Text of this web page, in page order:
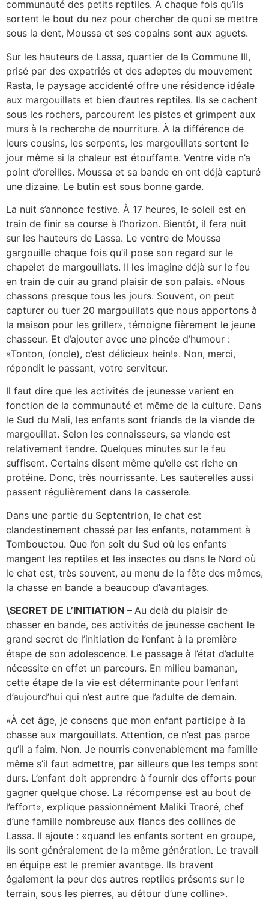
communauté des petits reptiles. À chaque fois qu’ils
sortent le bout du nez pour chercher de quoi se mettre
sous la dent, Moussa et ses copains sont aux aguets.
Sur les hauteurs de Lassa, quartier de la Commune III,
prisé par des expatriés et des adeptes du mouvement
Rasta, le paysage accidenté offre une résidence idéale
aux margouillats et bien d’autres reptiles. Ils se cachent
sous les rochers, parcourent les pistes et grimpent aux
murs à la recherche de nourriture. À la différence de
leurs cousins, les serpents, les margouillats sortent le
jour même si la chaleur est étouffante. Ventre vide n’a
point d’oreilles. Moussa et sa bande en ont déjà capturé
une dizaine. Le butin est sous bonne garde.
La nuit s’annonce festive. À 17 heures, le soleil est en
train de finir sa course à l’horizon. Bientôt, il fera nuit
sur les hauteurs de Lassa. Le ventre de Moussa
gargouille chaque fois qu’il pose son regard sur le
chapelet de margouillats. Il les imagine déjà sur le feu
en train de cuir au grand plaisir de son palais. «Nous
chassons presque tous les jours. Souvent, on peut
capturer ou tuer 20 margouillats que nous apportons à
la maison pour les griller», témoigne fièrement le jeune
chasseur. Et d’ajouter avec une pincée d’humour :
«Tonton, (oncle), c’est délicieux hein!». Non, merci,
répondit le passant, votre serviteur.
Il faut dire que les activités de jeunesse varient en
fonction de la communauté et même de la culture. Dans
le Sud du Mali, les enfants sont friands de la viande de
margouillat. Selon les connaisseurs, sa viande est
relativement tendre. Quelques minutes sur le feu
suffisent. Certains disent même qu’elle est riche en
protéine. Donc, très nourrissante. Les sauterelles aussi
passent régulièrement dans la casserole.
Dans une partie du Septentrion, le chat est
clandestinement chassé par les enfants, notamment à
Tombouctou. Que l’on soit du Sud où les enfants
mangent les reptiles et les insectes ou dans le Nord où
le chat est, très souvent, au menu de la fête des mômes,
la chasse en bande a beaucoup d’avantages.
\SECRET DE L’INITIATION – Au delà du plaisir de
chasser en bande, ces activités de jeunesse cachent le
grand secret de l’initiation de l’enfant à la première
étape de son adolescence. Le passage à l’état d’adulte
nécessite en effet un parcours. En milieu bamanan,
cette étape de la vie est déterminante pour l’enfant
d’aujourd’hui qui n’est autre que l’adulte de demain.
«À cet âge, je consens que mon enfant participe à la
chasse aux margouillats. Attention, ce n’est pas parce
qu’il a faim. Non. Je nourris convenablement ma famille
même s’il faut admettre, par ailleurs que les temps sont
durs. L’enfant doit apprendre à fournir des efforts pour
gagner quelque chose. La récompense est au bout de
l’effort», explique passionnément Maliki Traoré, chef
d’une famille nombreuse aux flancs des collines de
Lassa. Il ajoute : «quand les enfants sortent en groupe,
ils sont généralement de la même génération. Le travail
en équipe est le premier avantage. Ils bravent
également la peur des autres reptiles présents sur le
terrain, sous les pierres, au détour d’une colline».